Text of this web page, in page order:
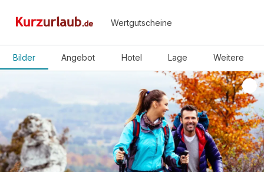
Wertgutscheine
Bilder Angebot Hotel Lage Weitere